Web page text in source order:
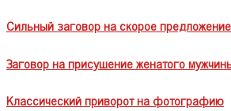
Сильный заговор на скорое
Заговор на присушение женатого
Классический приворот на фотографию